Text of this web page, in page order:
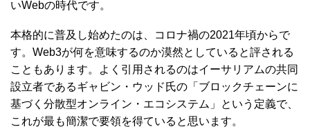
いWebの時代です。
本格的に普及し始めたのは、コロナ禍の2021年頃からで
す。Web3が何を意味するのか漠然としていると評される
こともあります。よく引用されるのはイーサリアムの共同
設立者であるギャビン・ウッド氏の「ブロックチェーンに
基づく分散型オンライン・エコシステム」という定義で、
これが最も簡潔で要領を得ていると思います。